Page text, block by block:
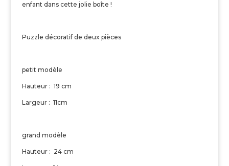
enfant dans cette jolie boîte !
Puzzle décoratif de deux pièces
petit modèle
Hauteur : 19 cm
Largeur : 11cm
grand modèle
Hauteur : 24 cm